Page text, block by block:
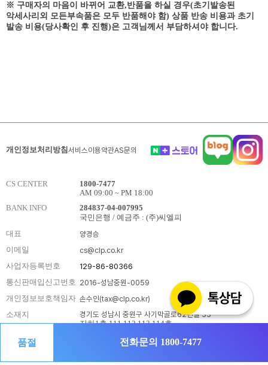
※ 구매자의 마음이 바뀌어 교환,반품을 하실 경우(초기발송된
악세사리외 모든부속품은 모두 반품해야 함) 상품 반송 비용과 초기
발송 비용(당사확인 후 진행)은 고객님께서 부담하셔야 합니다.
품절 전화문의 1800-7477
개인정보처리방침서비스이용약관AS문의
CS CENTER
1800-7477
AM 09:00 ~ PM 18:00
BANK INFO
284837-04-007995
국민은행 / 예금주 : (주)씨엘피
대표
양경승
이메일 cs@clp.co.kr
사업자등록번호 129-86-80366
통신판매입신고번호 2016-성남중원-0059
개인정보보호책임자 손수인(tax@clp.co.kr)
소재지 경기도 성남시 중원구 사기막골로62번길 33
지하1층 111,112,113,114호